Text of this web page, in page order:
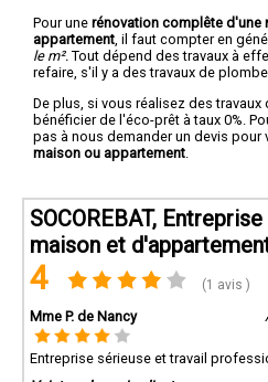
Pour une rénovation complête d'une
appartement , il faut compter en
le m². Tout dépend des travaux à
refaire, s'il y a des travaux de
De plus, si vous réalisez des
bénéficier de l'éco-prêt à taux 0%.
pas à nous demander un devis pour
maison ou appartement
SOCOREBAT,
maison et
4 (1 avis )
Mme P. de Nancy
Entreprise sérieuse et travail